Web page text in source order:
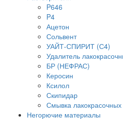
P646
P4
Ацетон
Сольвент
УАЙТ-СПИРИТ (С4)
Удалитель
БР (НЕФРАС)
Керосин
Ксилол
Скипидар
Смывка
Негорючие материалы